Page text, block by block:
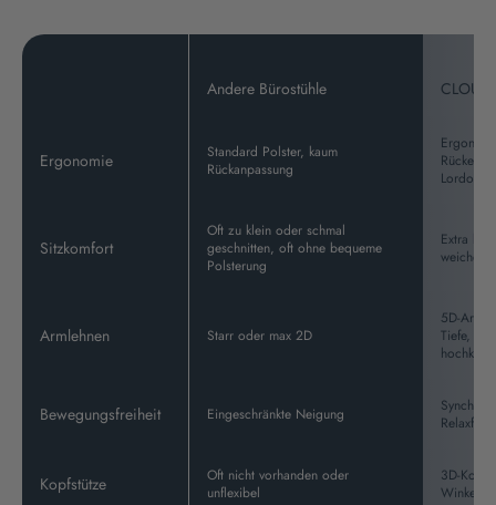
Andere Bürostühle
Ergonomie
Standard Polster, kaum
Rückanpassung
Sitzkomfort
Oft zu klein oder schmal
geschnitten, oft ohne bequeme
Polsterung
Extra
weicher
Armlehnen Starr oder max 2D
5D-
Tiefe,
Bewegungsfreiheit Eingeschränkte Neigung
Kopfstütze
Oft nicht vorhanden oder
unflexibel
3D-
Winkel